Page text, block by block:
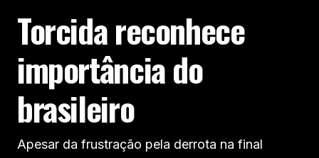
Torcida reconhece
importância do
brasileiro
Apesar da frustração pela derrota na final